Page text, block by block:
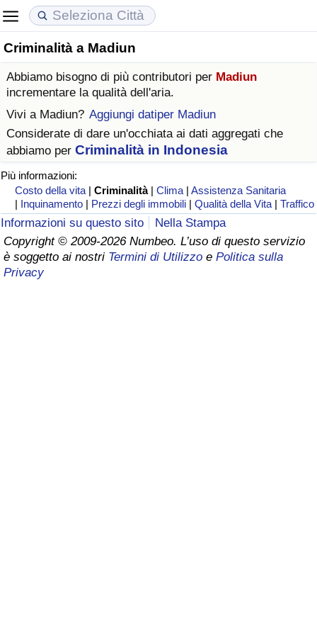
Criminalità a Madiun
Abbiamo bisogno di più contributori per Madiun
incrementare la qualità dell'aria.
Vivi a Madiun? Aggiungi datiper Madiun
Considerate di dare un'occhiata ai dati aggregati che
abbiamo per Criminalità in Indonesia
Più informazioni:
Costo della vita |Criminalità |Clima |Assistenza Sanitaria
| Inquinamento | Prezzi degli immobili |Qualità della Vita |Traffico
Informazioni su questo sito
Nella Stampa
Copyright © 2009-2026 Numbeo. L’uso di questo servizio
è soggetto ai nostri Termini di Utilizzo e Politica sulla
Privacy
Costo della vita
Indice Del Costo Della Vita (corrente)
Indice Del Costo Della Vita
Indice del Costo della Vita per Nazione
ad Aqaba
Prezzi degli immobili
Indice del Prezzo delle Case (Corrente)
Indice del Prezzo delle Case
Indice del Prezzo delle Case per Nazione
Qualità della Vita
Indice della Qualità della Vita
Indice della Qualità della Vita (Corrente)
Indice della qualità della vita per Paese
Criminalità
Indice del Tasso di Criminalità (Corrente)
Indice della Criminalità